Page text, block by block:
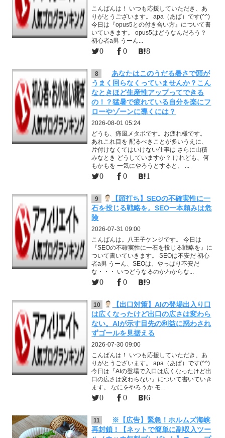
こんばんは！ いつも応援していただき、あ
りがとうございます。 apa（あぱ）です(^^)
今日は『opus5との付き合い方』について書
いていきます。 opus5はどうなんだろう？
初心者a男 うーん...
0 0 8
8
あなたはこのうだる暑さで頭が
うまく回らなくっていませんか？こん
なときほど生産性アップってできる
の！？猛暑で疲れている自分を楽にフ
ローやゾーンに導くには？
2026-08-01 05:24
どうも、痛風メタボです。お疲れ様です。
あれこれ目を 配るべきことが多いうえに、
片付けなくてはいけない仕事は さらに山積
みなとき どうしていますか？ けれども、何
もかもを 一気にやろうとすると、 ...
0 0 1
9
【頭打ち】SEOの不確実性に一
石を投じる戦略を。SEO一本頼みは危
険
2026-07-31 09:00
こんばんは。八王子ケンジです。 今日は
『SEOの不確実性に一石を投じる戦略を』に
ついて書いていきます。 SEOは不安だ 初心
者a男 うーん、SEOは、やっぱり不安だ
な・・・ いつどうなるのかわからな...
0 0 9
10
【出口対策】AIの登場出入り口
は広くなったけど出口の広さは変わら
ない。AIが示す目先の利益に惑わされ
ずゴールを見据える
2026-07-30 09:00
こんばんは！ いつも応援していただき、あ
りがとうございます。 apa（あぱ）です(^^)
今日は『AIの登場で入口は広くなったけど出
口の広さは変わらない』について書いていき
ます。 なにをやろうか モ...
0 0 6
11
※【広告】緊急！ホルムズ海峡
再封鎖！【ネットで簡単に副収入ツー